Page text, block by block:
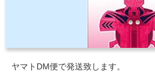
ヤマトDM便で発送致します。